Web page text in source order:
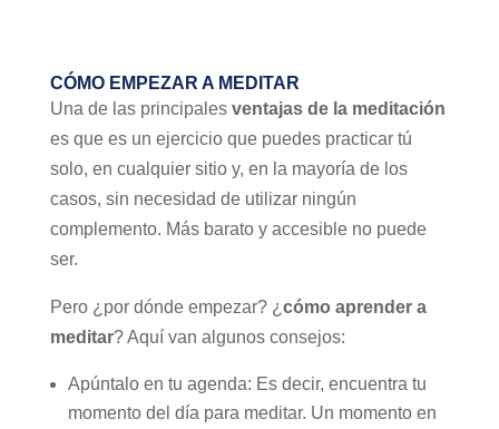
CÓMO EMPEZAR A MEDITAR
Una de las principales ventajas de la meditación
es que es un ejercicio que puedes practicar tú
solo, en cualquier sitio y, en la mayoría de los
casos, sin necesidad de utilizar ningún
complemento. Más barato y accesible no puede
ser.
Pero ¿por dónde empezar? ¿ cómo aprender a
meditar? Aquí van algunos consejos:
Apúntalo en tu agenda: Es decir, encuentra tu
momento del día para meditar. Un momento en